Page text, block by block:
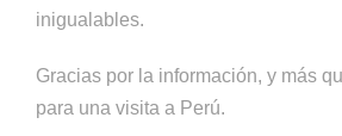
inigualables.
Gracias por la información, y más
para una visita a Perú.